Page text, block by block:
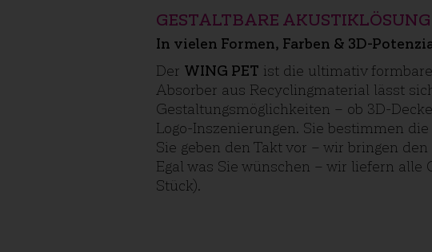
GESTALTBARE
In vielen Formen, Farben & 3D-
Der WING PET ist die ultimativ
Absorber aus Recyclingmaterial lässt
Gestaltungsmöglichkeiten – ob 3D-
Logo-Inszenierungen. Sie bestimmen
Sie geben den Takt vor – wir bringen
Egal was Sie wünschen – wir liefern
Stück).